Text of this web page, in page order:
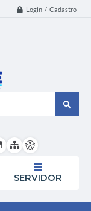
Login / Cadastro
SERVIDOR